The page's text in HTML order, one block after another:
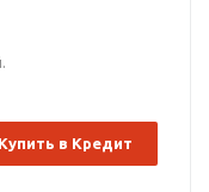
Купить в Кредит